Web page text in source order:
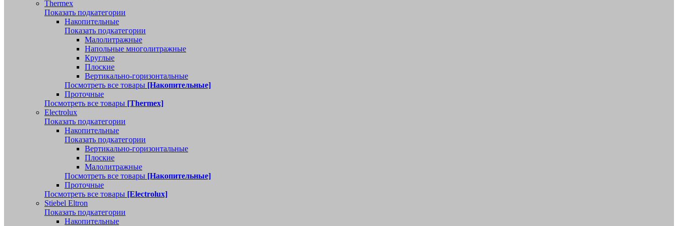
Thermex
Показать подкатегории
Накопительные
Показать подкатегории
Малолитражные
Напольные многолитражные
Круглые
Плоские
Вертикально-горизонтальные
Посмотреть все товары [Накопительные]
Проточные
Посмотреть все товары [Thermex]
Electrolux
Показать подкатегории
Накопительные
Показать подкатегории
Вертикально-горизонтальные
Плоские
Малолитражные
Посмотреть все товары [Накопительные]
Проточные
Посмотреть все товары [Electrolux]
Stiebel Eltron
Показать подкатегории
Накопительные